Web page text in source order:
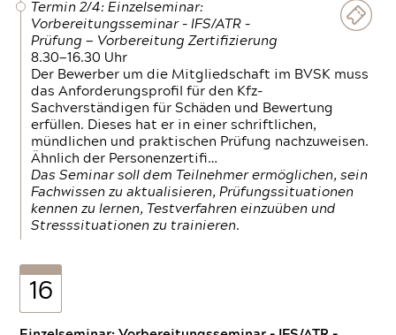
Termin 2/4: Einzelseminar:
Vorbereitungsseminar - IFS/ATR -
Prüfung — Vorbereitung Zertifizierung
8.30—16.30 Uhr
Der Bewerber um die Mitgliedschaft im BVSK muss
das Anforderungsprofil für den Kfz-
Sachverständigen für Schäden und Bewertung
erfüllen. Dieses hat er in einer schriftlichen,
mündlichen und praktischen Prüfung nachzuweisen.
Ähnlich der Personenzertifi…
Das Seminar soll dem Teilnehmer ermöglichen, sein
Fachwissen zu aktualisieren, Prüfungssituationen
kennen zu lernen, Testverfahren einzuüben und
Stresssituationen zu trainieren.
16